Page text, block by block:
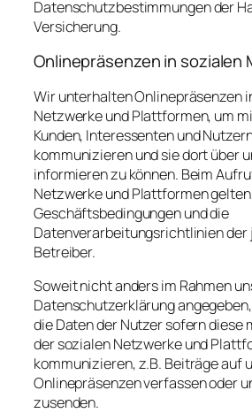
Datenschutzbestimmungen der
Versicherung.
Onlinepräsenzen in sozialen
Wir unterhalten Onlinepräsenzen
Netzwerke und Plattformen, um
Kunden, Interessenten und
kommunizieren und sie dort über
informieren zu können. Beim
Netzwerke und Plattformen
Geschäftsbedingungen und die
Datenverarbeitungsrichtlinien der
Betreiber.
Soweit nicht anders im Rahmen
Datenschutzerklärung
die Daten der Nutzer sofern diese
der sozialen Netzwerke und
kommunizieren, z.B. Beiträge auf
Onlinepräsenzen verfassen oder
zusenden.